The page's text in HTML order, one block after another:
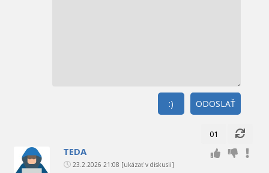
ODOSLAŤ
:)
01
TEDA
23.2.2026 21:08 [ukázať v diskusii]